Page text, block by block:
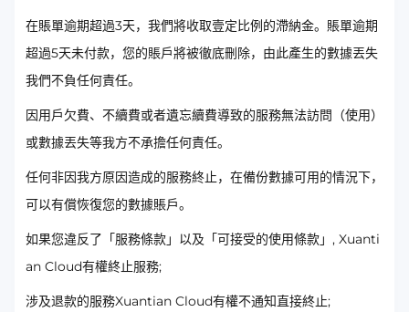
在賬單逾期超過3天，我們將收取壹定比例的滯納金。賬單逾期
超過5天未付款，您的賬戶將被徹底刪除，由此產生的數據丟失
我們不負任何責任。
因用戶欠費、不續費或者遺忘續費導致的服務無法訪問（使用）
或數據丟失等我方不承擔任何責任。
任何非因我方原因造成的服務終止，在備份數據可用的情況下，
可以有償恢復您的數據賬戶。
如果您違反了「服務條款」以及「可接受的使用條款」, Xuanti
an Cloud有權終止服務;
涉及退款的服務Xuantian Cloud有權不通知直接終止;